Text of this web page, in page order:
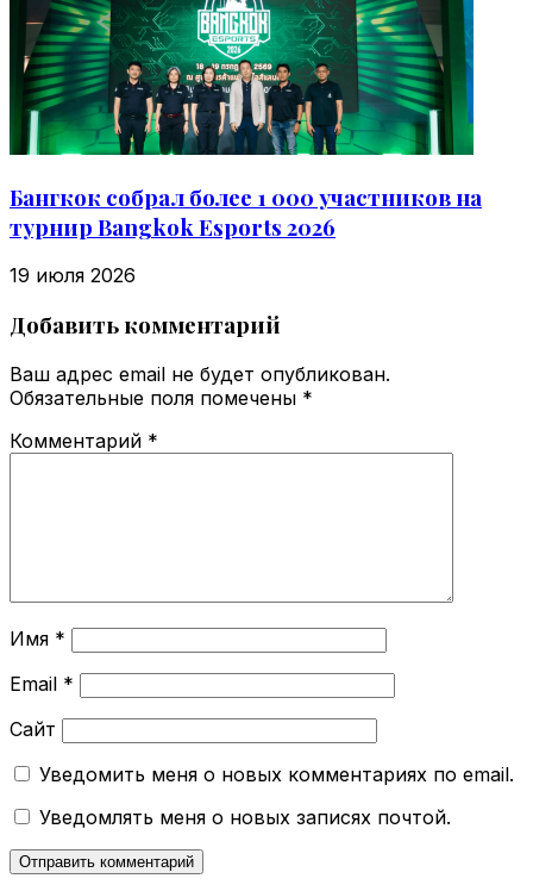
Бангкок собрал более 1 000 участников на
турнир Bangkok Esports 2026
19 июля 2026
Добавить комментарий
Ваш адрес email не будет опубликован.
Обязательные поля помечены *
Комментарий *
Имя *
Email *
Сайт
Уведомить меня о новых комментариях по email.
Уведомлять меня о новых записях почтой.